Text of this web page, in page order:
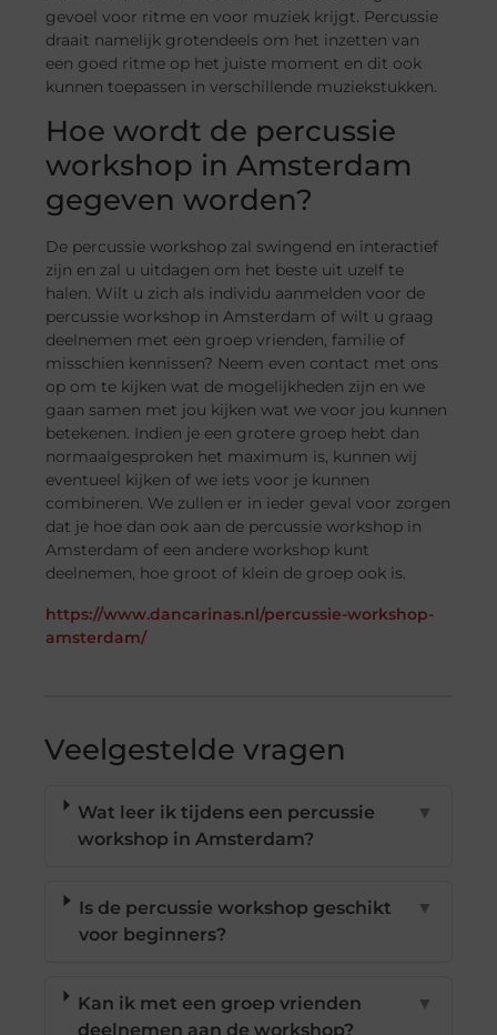
gevoel voor ritme en voor muziek krijgt. Percussie
draait namelijk grotendeels om het inzetten van
een goed ritme op het juiste moment en dit ook
kunnen toepassen in verschillende muziekstukken.
Hoe wordt de percussie
workshop in Amsterdam
gegeven worden?
De percussie workshop zal swingend en interactief
zijn en zal u uitdagen om het beste uit uzelf te
halen. Wilt u zich als individu aanmelden voor de
percussie workshop in Amsterdam of wilt u graag
deelnemen met een groep vrienden, familie of
misschien kennissen? Neem even contact met ons
op om te kijken wat de mogelijkheden zijn en we
gaan samen met jou kijken wat we voor jou kunnen
betekenen. Indien je een grotere groep hebt dan
normaalgesproken het maximum is, kunnen wij
eventueel kijken of we iets voor je kunnen
combineren. We zullen er in ieder geval voor zorgen
dat je hoe dan ook aan de percussie workshop in
Amsterdam of een andere workshop kunt
deelnemen, hoe groot of klein de groep ook is.
https://www.dancarinas.nl/percussie-workshop-
amsterdam/
Veelgestelde vragen
Wat leer ik tijdens een percussie
workshop in Amsterdam?
▼
Is de percussie workshop geschikt
voor beginners?
▼
Kan ik met een groep vrienden
deelnemen aan de workshop?
▼